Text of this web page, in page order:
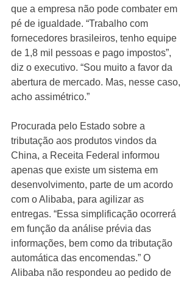
que a empresa não pode combater em
pé de igualdade. “Trabalho com
fornecedores brasileiros, tenho equipe
de 1,8 mil pessoas e pago impostos”,
diz o executivo. “Sou muito a favor da
abertura de mercado. Mas, nesse caso,
acho assimétrico.”
Procurada pelo Estado sobre a
tributação aos produtos vindos da
China, a Receita Federal informou
apenas que existe um sistema em
desenvolvimento, parte de um acordo
com o Alibaba, para agilizar as
entregas. “Essa simplificação ocorrerá
em função da análise prévia das
informações, bem como da tributação
automática das encomendas.” O
Alibaba não respondeu ao pedido de